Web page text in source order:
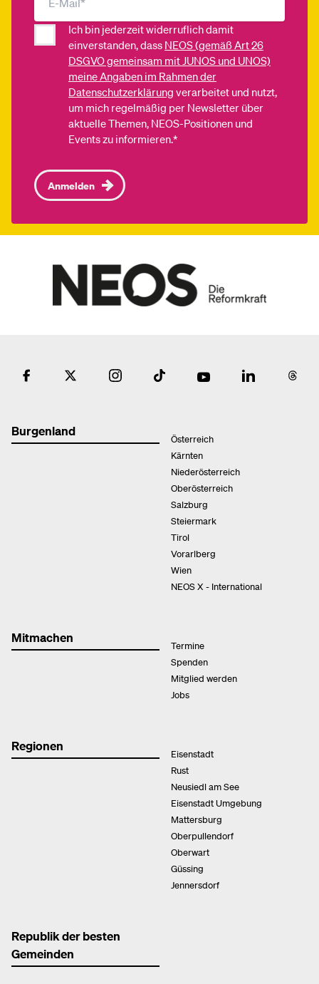
Ich bin jederzeit widerruflich damit
einverstanden, dass NEOS (gemäß Art 26
DSGVO gemeinsam mit JUNOS und UNOS)
meine Angaben im Rahmen der
Datenschutzerklärung verarbeitet und nutzt,
um mich regelmäßig per Newsletter über
aktuelle Themen, NEOS-Positionen und
Events zu informieren.*
Anmelden
Burgenland
Österreich
Kärnten
Niederösterreich
Oberösterreich
Salzburg
Steiermark
Tirol
Vorarlberg
Wien
NEOS X - International
Mitmachen
Termine
Spenden
Mitglied werden
Jobs
Regionen
Eisenstadt
Rust
Neusiedl am See
Eisenstadt Umgebung
Mattersburg
Oberpullendorf
Oberwart
Güssing
Jennersdorf
Republik der besten
Gemeinden